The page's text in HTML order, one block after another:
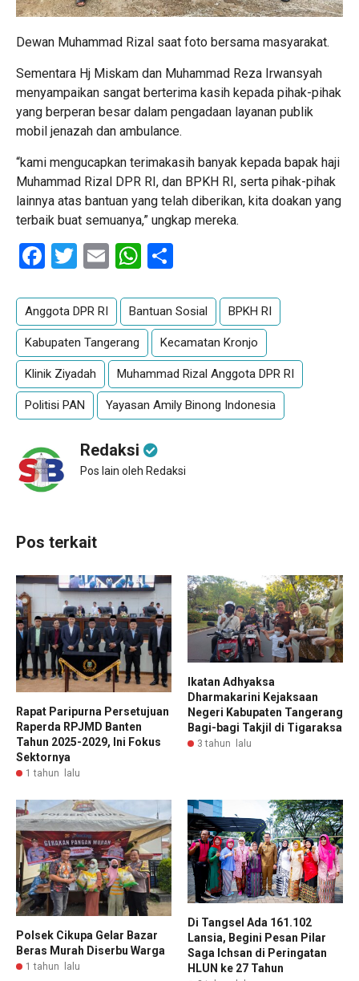
Dewan Muhammad Rizal saat foto bersama masyarakat.
Sementara Hj Miskam dan Muhammad Reza Irwansyah
menyampaikan sangat berterima kasih kepada pihak-pihak
yang berperan besar dalam pengadaan layanan publik
mobil jenazah dan ambulance.
“kami mengucapkan terimakasih banyak kepada bapak haji
Muhammad Rizal DPR RI, dan BPKH RI, serta pihak-pihak
lainnya atas bantuan yang telah diberikan, kita doakan yang
terbaik buat semuanya,” ungkap mereka.
Facebook
Twitter
EmailWhatsApp
Anggota DPR RI Bantuan Sosial BPKH RI
Kabupaten Tangerang Kecamatan Kronjo
Klinik Ziyadah Muhammad Rizal Anggota DPR RI
Politisi PAN Yayasan Amily Binong Indonesia
Redaksi
Pos lain oleh Redaksi
Pos terkait
Rapat Paripurna Persetujuan
Raperda RPJMD Banten
Tahun 2025-2029, Ini Fokus
Sektornya
1 tahun lalu
Ikatan Adhyaksa
Dharmakarini Kejaksaan
Negeri Kabupaten Tangerang
Bagi-bagi Takjil di Tigaraksa
3 tahun lalu
Polsek Cikupa Gelar Bazar
Beras Murah Diserbu Warga
1 tahun lalu
Di Tangsel Ada 161.102
Lansia, Begini Pesan Pilar
Saga Ichsan di Peringatan
HLUN ke 27 Tahun